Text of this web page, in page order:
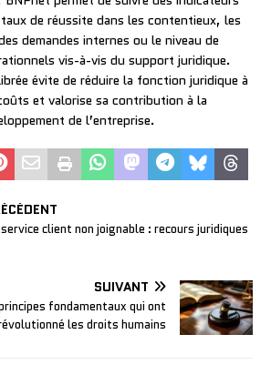
de réussite dans les contentieux, les
demandes internes ou le niveau de
vis-à-vis du support juridique.
évite de réduire la fonction juridique à
et valorise sa contribution à la
de l’entreprise.
client non joignable : recours juridiques
SUIVANT
fondamentaux qui ont
les droits humains